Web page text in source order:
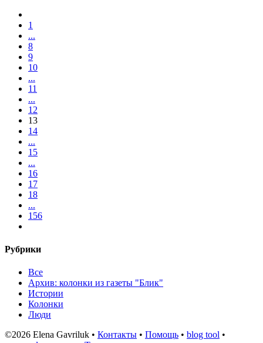
1
...
8
9
10
...
11
...
12
13
14
...
15
...
16
17
18
...
156
Рубрики
Все
Архив: колонки из газеты "Блик"
Истории
Колонки
Люди
©2026 Elena Gavriluk • Контакты • Помощь • blog tool •